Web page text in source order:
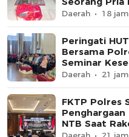
Daerah 18
Peringati
Bersama
Seminar
Kehidupan”
Daerah 21
FKTP Polres
NTB Saat